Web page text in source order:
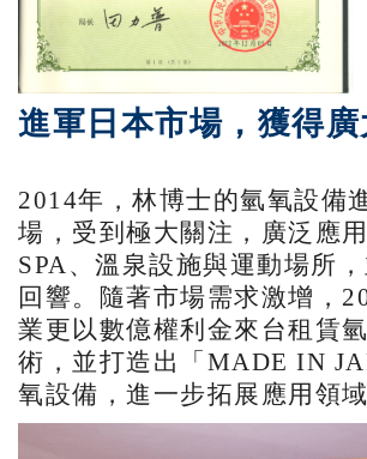
進軍日本市場，獲得廣
2014年，林博士的氫氧設備
場，受到極大關注，廣泛應
SPA、溫泉設施與運動場所
回響。隨著市場需求激增，
業更以數億權利金來台租賃
術，並打造出「MADE IN
氧設備，進一步拓展應用領域